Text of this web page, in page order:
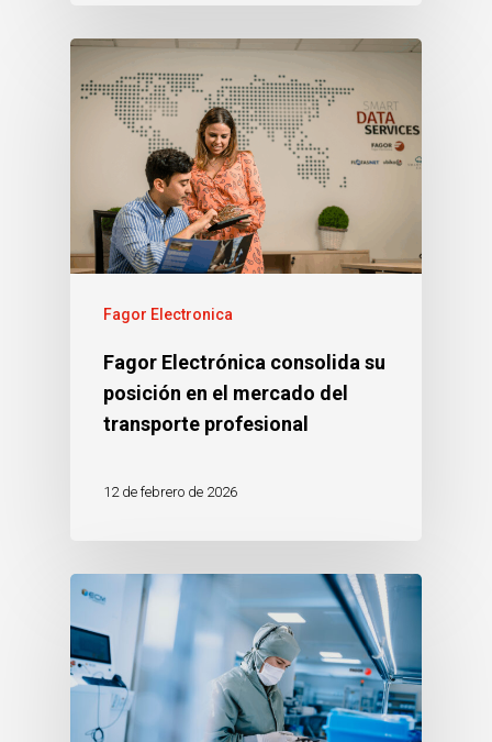
Fagor Electronica
Fagor Electrónica consolida su
posición en el mercado del
transporte profesional
12 de febrero de 2026